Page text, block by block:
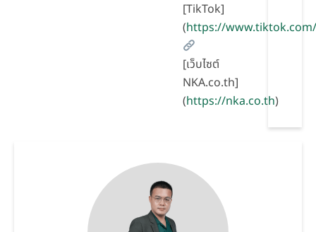
[TikTok]
(https://
[เว็บไซต์
NKA.co.th]
(https://nka.co.th)